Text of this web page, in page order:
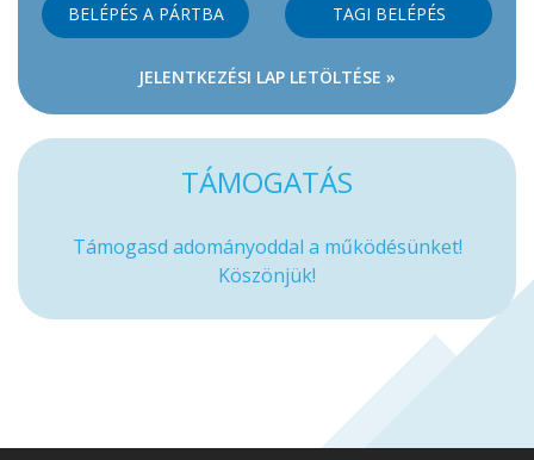
BELÉPÉS A PÁRTBA TAGI BELÉPÉS
JELENTKEZÉSI LAP LETÖLTÉSE »
TÁMOGATÁS
Támogasd adományoddal a működésünket!
Köszönjük!